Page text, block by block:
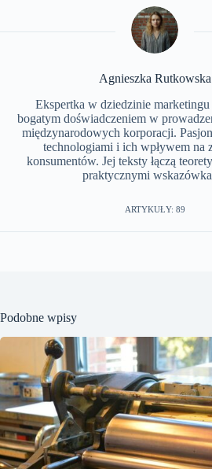
Agnieszka Rutkowska
Ekspertka w dziedzinie
bogatym doświadczeniem w
międzynarodowych korporacji.
technologiami i ich wpływem na
konsumentów. Jej teksty łączą
praktycznymi
ARTYKUŁY: 89
Podobne wpisy